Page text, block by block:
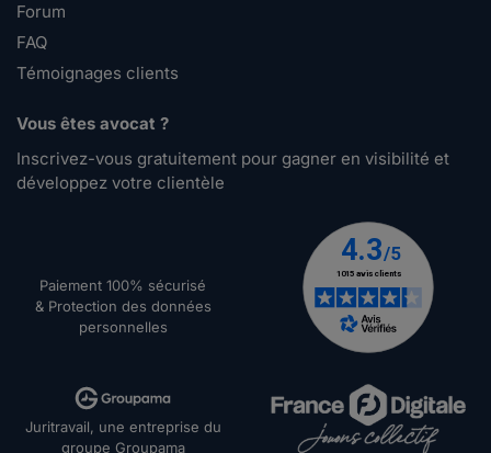
Forum
FAQ
Témoignages clients
Vous êtes avocat ?
Inscrivez-vous gratuitement pour gagner en visibilité et
développez votre clientèle
Paiement 100% sécurisé
& Protection des données
personnelles
Juritravail, une entreprise du
groupe Groupama